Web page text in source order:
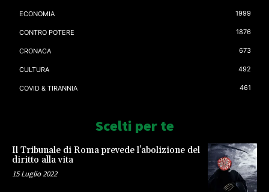
ECONOMIA 1999
CONTRO POTERE 1876
CRONACA 673
CULTURA 492
COVID & TIRANNIA 461
Scelti per te
Il Tribunale di Roma prevede l’abolizione del
diritto alla vita
15 Luglio 2022